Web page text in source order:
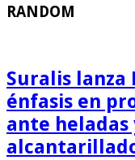
RANDOM
Suralis lanza
énfasis en
ante heladas